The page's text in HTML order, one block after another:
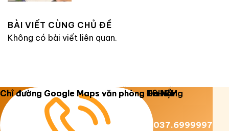
BÀI VIẾT CÙNG CHỦ ĐỀ
Không có bài viết liên quan.
Copyright 2026 © Luật Dương Gia